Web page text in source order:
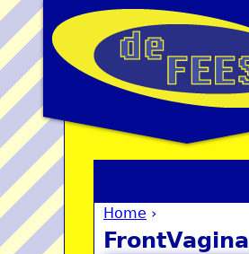
You are here
Home ›
FrontVagina